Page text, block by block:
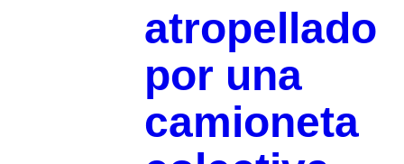
atropellado
por una
camioneta